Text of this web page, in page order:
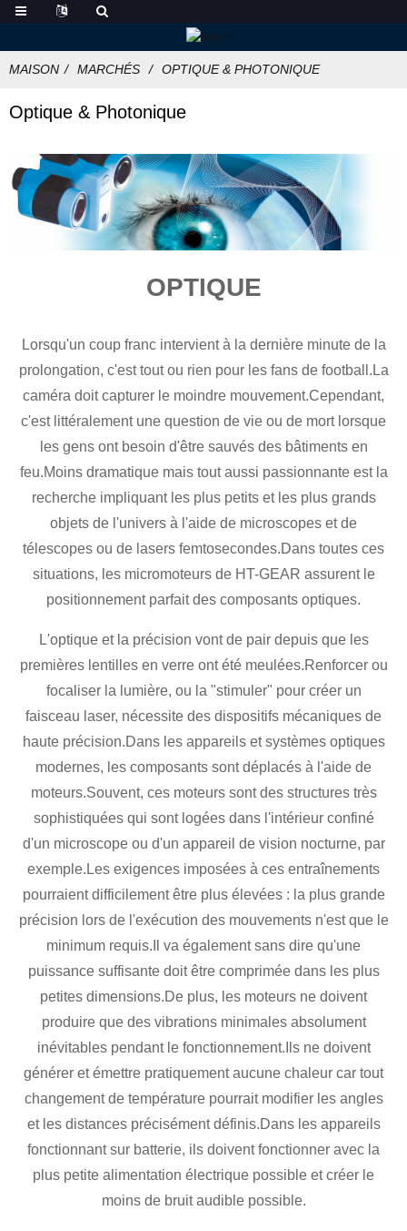
MAISON MARCHÉS OPTIQUE & PHOTONIQUE
Optique & Photonique
OPTIQUE
Lorsqu'un coup franc intervient à la dernière minute de la
prolongation, c'est tout ou rien pour les fans de football.La
caméra doit capturer le moindre mouvement.Cependant,
c'est littéralement une question de vie ou de mort lorsque
les gens ont besoin d'être sauvés des bâtiments en
feu.Moins dramatique mais tout aussi passionnante est la
recherche impliquant les plus petits et les plus grands
objets de l'univers à l'aide de microscopes et de
télescopes ou de lasers femtosecondes.Dans toutes ces
situations, les micromoteurs de HT-GEAR assurent le
positionnement parfait des composants optiques.
L'optique et la précision vont de pair depuis que les
premières lentilles en verre ont été meulées.Renforcer ou
focaliser la lumière, ou la "stimuler" pour créer un
faisceau laser, nécessite des dispositifs mécaniques de
haute précision.Dans les appareils et systèmes optiques
modernes, les composants sont déplacés à l'aide de
moteurs.Souvent, ces moteurs sont des structures très
sophistiquées qui sont logées dans l'intérieur confiné
d'un microscope ou d'un appareil de vision nocturne, par
exemple.Les exigences imposées à ces entraînements
pourraient difficilement être plus élevées : la plus grande
précision lors de l'exécution des mouvements n'est que le
minimum requis.Il va également sans dire qu'une
puissance suffisante doit être comprimée dans les plus
petites dimensions.De plus, les moteurs ne doivent
produire que des vibrations minimales absolument
inévitables pendant le fonctionnement.Ils ne doivent
générer et émettre pratiquement aucune chaleur car tout
changement de température pourrait modifier les angles
et les distances précisément définis.Dans les appareils
fonctionnant sur batterie, ils doivent fonctionner avec la
plus petite alimentation électrique possible et créer le
moins de bruit audible possible.